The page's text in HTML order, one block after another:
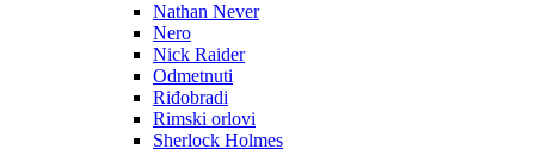
Nathan Never
Nero
Nick Raider
Odmetnuti
Riđobradi
Rimski orlovi
Sherlock Holmes